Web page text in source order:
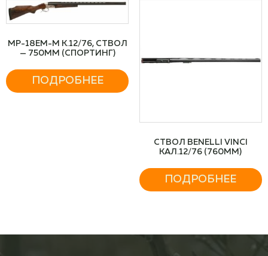
MP-18EM-M К.12/76, СТВОЛ
— 750MM (СПОРТИНГ)
ПОДРОБНЕЕ
СТВОЛ BENELLI VINCI
КАЛ.12/76 (760ММ)
ПОДРОБНЕЕ